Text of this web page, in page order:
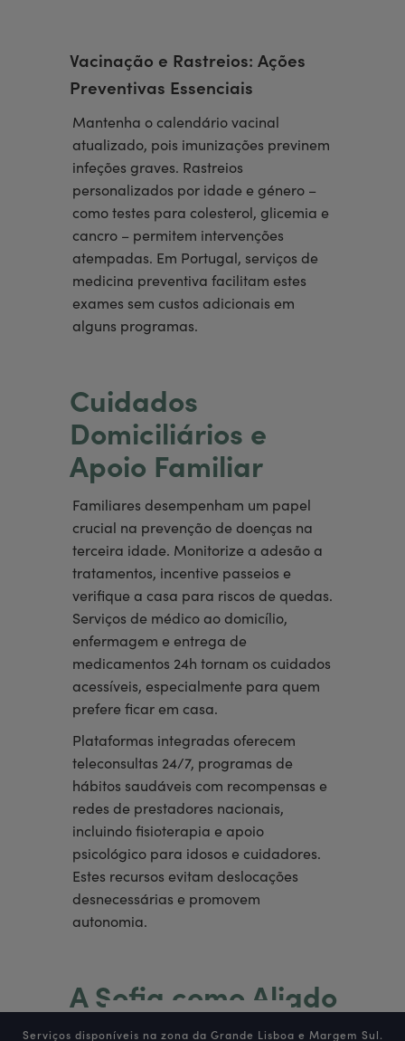
Vacinação e Rastreios: Ações
Preventivas Essenciais
Mantenha o calendário vacinal
atualizado, pois imunizações previnem
infeções graves. Rastreios
personalizados por idade e género –
como testes para colesterol, glicemia e
cancro – permitem intervenções
atempadas. Em Portugal, serviços de
medicina preventiva facilitam estes
exames sem custos adicionais em
alguns programas.
Cuidados
Domiciliários e
Apoio Familiar
Familiares desempenham um papel
crucial na prevenção de doenças na
terceira idade. Monitorize a adesão a
tratamentos, incentive passeios e
verifique a casa para riscos de quedas.
Serviços de médico ao domicílio,
enfermagem e entrega de
medicamentos 24h tornam os cuidados
acessíveis, especialmente para quem
prefere ficar em casa.
Plataformas integradas oferecem
teleconsultas 24/7, programas de
hábitos saudáveis com recompensas e
redes de prestadores nacionais,
incluindo fisioterapia e apoio
psicológico para idosos e cuidadores.
Estes recursos evitam deslocações
desnecessárias e promovem
autonomia.
A Sofia como Aliado
no Envelhecimento
Serviços disponíveis na zona da Grande Lisboa e Margem Sul.